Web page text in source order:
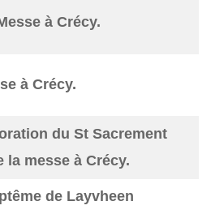
à Crécy.
à Crécy.
du St Sacrement
la messe à Crécy.
de Layvheen